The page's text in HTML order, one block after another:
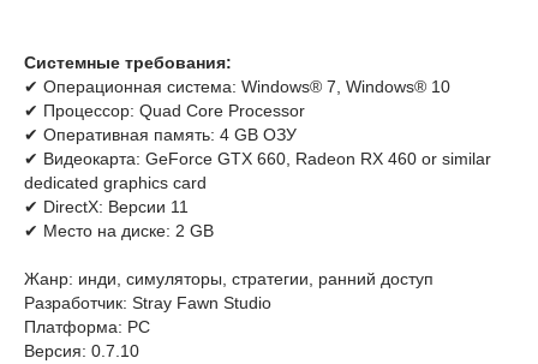
Системные требования:
✔ Операционная система: Windows® 7, Windows® 10
✔ Процессор: Quad Core Processor
✔ Оперативная память: 4 GB ОЗУ
✔ Видеокарта: GeForce GTX 660, Radeon RX 460 or similar
dedicated graphics card
✔ DirectX: Версии 11
✔ Место на диске: 2 GB
Жанр: инди, симуляторы, стратегии, ранний доступ
Разработчик: Stray Fawn Studio
Платформа: PC
Версия: 0.7.10